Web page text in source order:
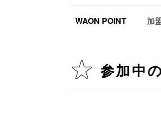
WAON POINT 加
参加中